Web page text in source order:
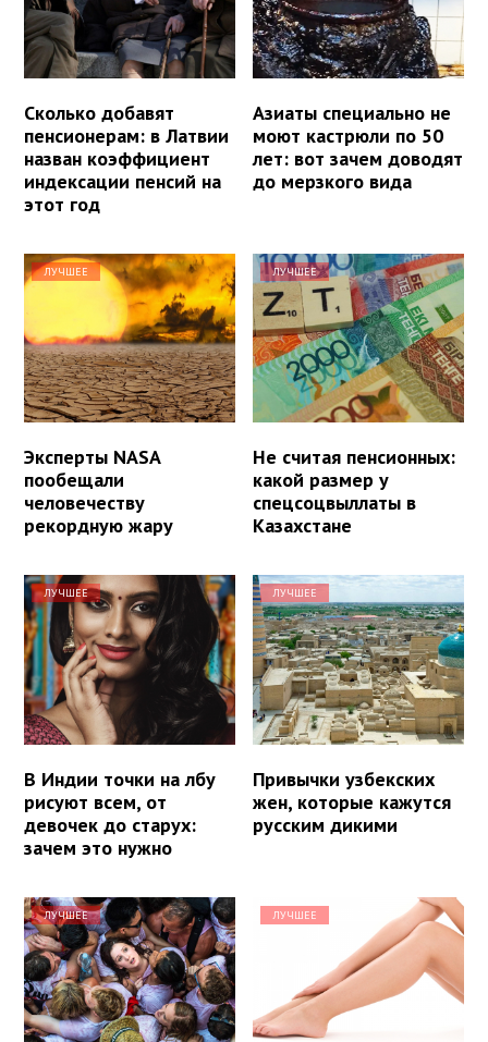
Сколько добавят
пенсионерам: в Латвии
назван коэффициент
индексации пенсий на
этот год
Азиаты специально не
моют кастрюли по 50
лет: вот зачем доводят
до мерзкого вида
ЛУЧШЕЕ
Эксперты NASA
пообещали
человечеству
рекордную жару
ЛУЧШЕЕ
Не считая пенсионных:
какой размер у
спецсоцвыллаты в
Казахстане
ЛУЧШЕЕ
В Индии точки на лбу
рисуют всем, от
девочек до старух:
зачем это нужно
ЛУЧШЕЕ
Привычки узбекских
жен, которые кажутся
русским дикими
ЛУЧШЕЕ ЛУЧШЕЕ